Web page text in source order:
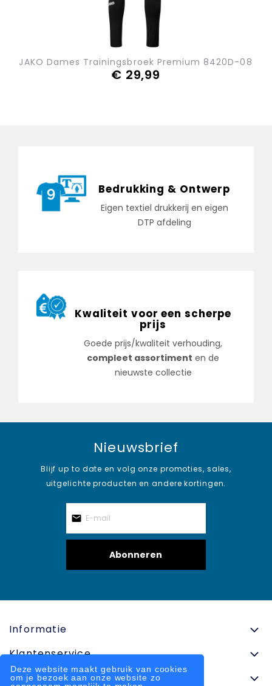
Deze website maakt gebruik van cookies
om je bezoek aan onze website zo
JAKO Dames Trainingsbroek Premium 8420D-08
€ 29,99
Bedrukking & Ontwerp
Eigen textiel drukkerij en eigen
DTP afdeling
Kwaliteit voor een scherpe
prijs
Goede prijs/kwaliteit verhouding,
compleet assortiment en de
nieuwste collectie
Nieuwsbrief
Blijf up to date en volg onze promoties, sales,
uitgelichte producten en andere kortingen.
Abonneren
Informatie
Klantenservice
Contactinformatie